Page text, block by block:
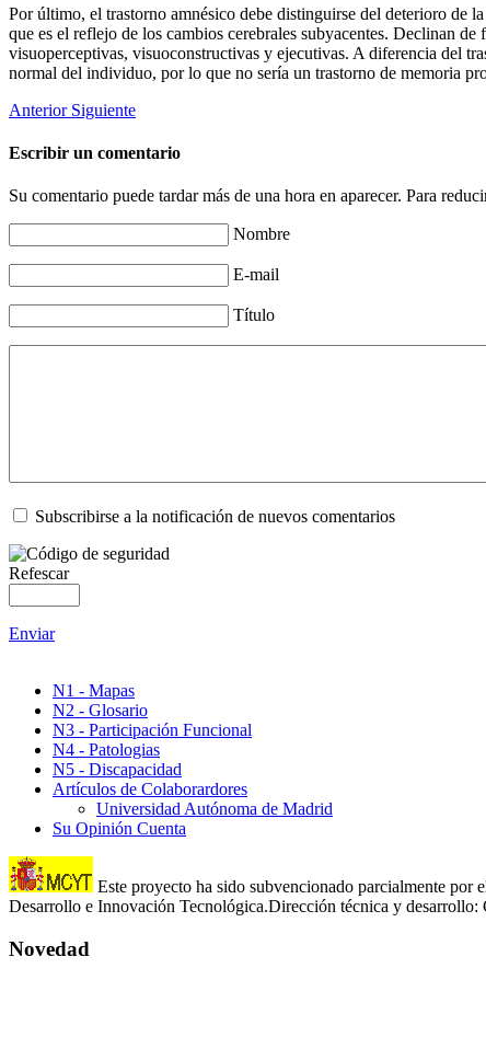
Por último, el trastorno amnésico debe distinguirse del deterioro de
que es el reflejo de los cambios cerebrales subyacentes. Declinan
visuoperceptivas, visuoconstructivas y ejecutivas. A diferencia del
normal del individuo, por lo que no sería un trastorno de memoria
Anterior Siguiente
Escribir un comentario
Su comentario puede tardar más de una hora en aparecer. Para
Nombre
E-mail
Título
Subscribirse a la notificación de nuevos comentarios
Refescar
Enviar
N1 - Mapas
N2 - Glosario
N3 - Participación Funcional
N4 - Patologias
N5 - Discapacidad
Artículos de Colaborardores
Universidad Autónoma de Madrid
Su Opinión Cuenta
Este proyecto ha sido subvencionado parcialmente
Desarrollo e Innovación Tecnológica.Dirección técnica y
Novedad